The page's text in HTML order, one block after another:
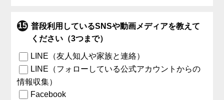
普段利用しているSNSや動画メディアを教えて
ください（3つまで）
LINE（友人知人や家族と連絡）
LINE（フォローしている公式アカウントからの
情報収集）
Facebook